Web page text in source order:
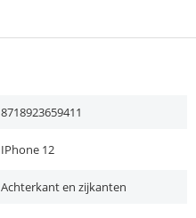
8718923659411
IPhone 12
Achterkant en zijkanten